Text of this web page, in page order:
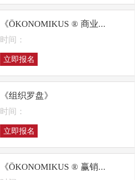
《ÖKONOMIKUS ® 商业...
时间：
立即报名
《组织罗盘》
时间：
立即报名
《ÖKONOMIKUS ® 赢销...